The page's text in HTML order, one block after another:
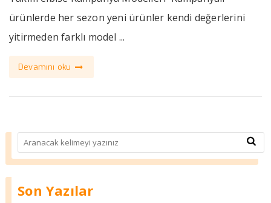
ürünlerde her sezon yeni ürünler kendi değerlerini
yitirmeden farklı model ...
Devamını oku
Son Yazılar